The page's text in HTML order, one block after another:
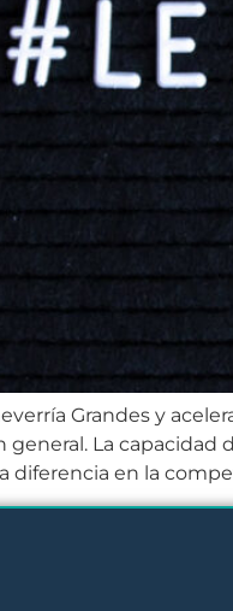
Grandes y
La
diferencia en la